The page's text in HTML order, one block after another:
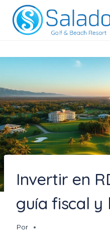
Saltar
contenido
Salado Golf &
Invertir en
guía fiscal y
Por